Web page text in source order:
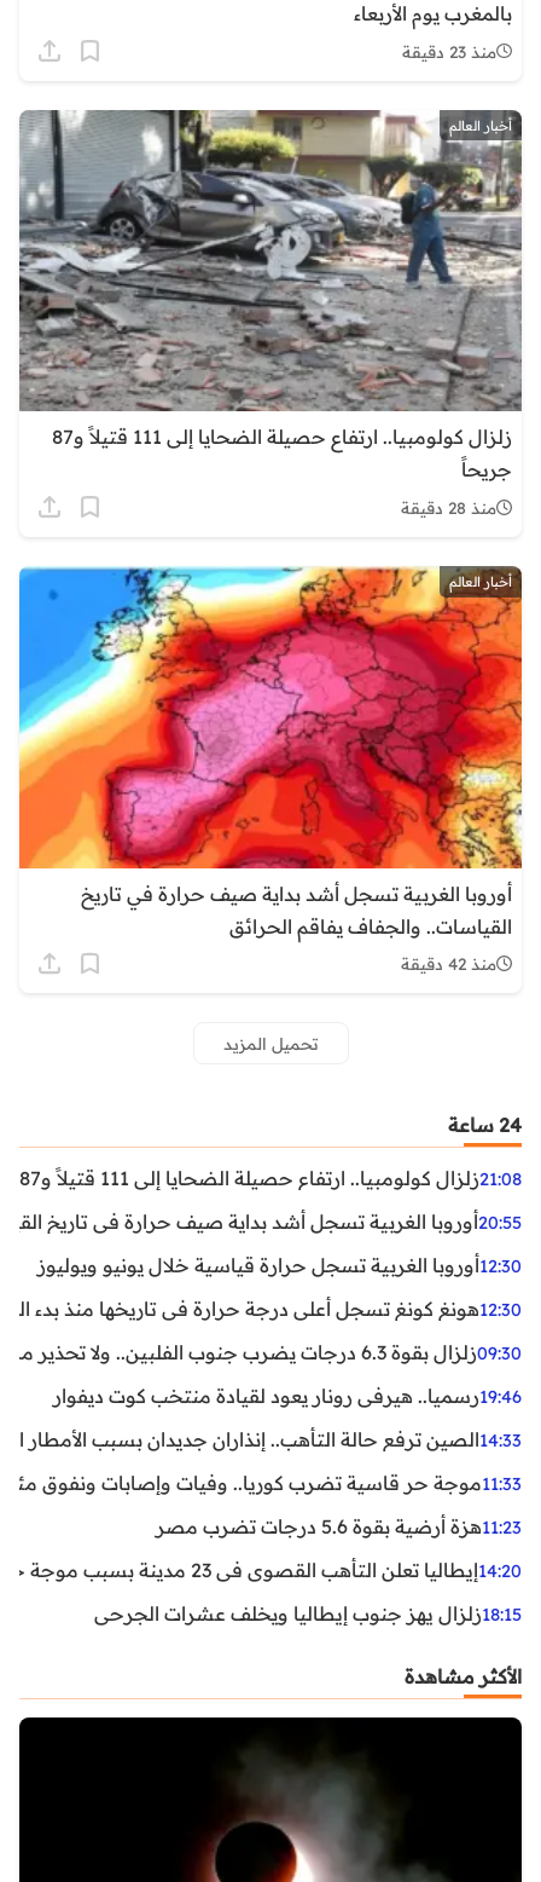
بالمغرب يوم الأربعاء
منذ 23 دقيقة
أخبار العالم
زلزال كولومبيا.. ارتفاع حصيلة الضحايا إلى 111 قتيلاً و87
جريحاً
منذ 28 دقيقة
أخبار العالم
أوروبا الغربية تسجل أشد بداية صيف حرارة في تاريخ
القياسات.. والجفاف يفاقم الحرائق
منذ 42 دقيقة
تحميل المزيد
24 ساعة
21:08زلزال كولومبيا.. ارتفاع حصيلة الضحايا إلى 111 قتيلاً و87 جريحاً
20:55أوروبا الغربية تسجل أشد بداية صيف حرارة في تاريخ
12:30أوروبا الغربية تسجل حرارة قياسية خلال يونيو ويوليوز
12:30هونغ كونغ تسجل أعلى درجة حرارة في تاريخها منذ بدء
09:30زلزال بقوة 6.3 درجات يضرب جنوب الفلبين.. ولا تحذير من تسونامي حتى الآن
19:46رسميا.. هيرفي رونار يعود لقيادة منتخب كوت ديفوار
14:33الصين ترفع حالة التأهب.. إنذاران جديدان بسبب الأمطار
11:33موجة حر قاسية تضرب كوريا.. وفيات وإصابات ونفوق مئات
11:23هزة أرضية بقوة 5.6 درجات تضرب مصر
14:20إيطاليا تعلن التأهب القصوى في 23 مدينة بسبب موجة حر شديدة
18:15زلزال يهز جنوب إيطاليا ويخلف عشرات الجرحى
الأكثر مشاهدة